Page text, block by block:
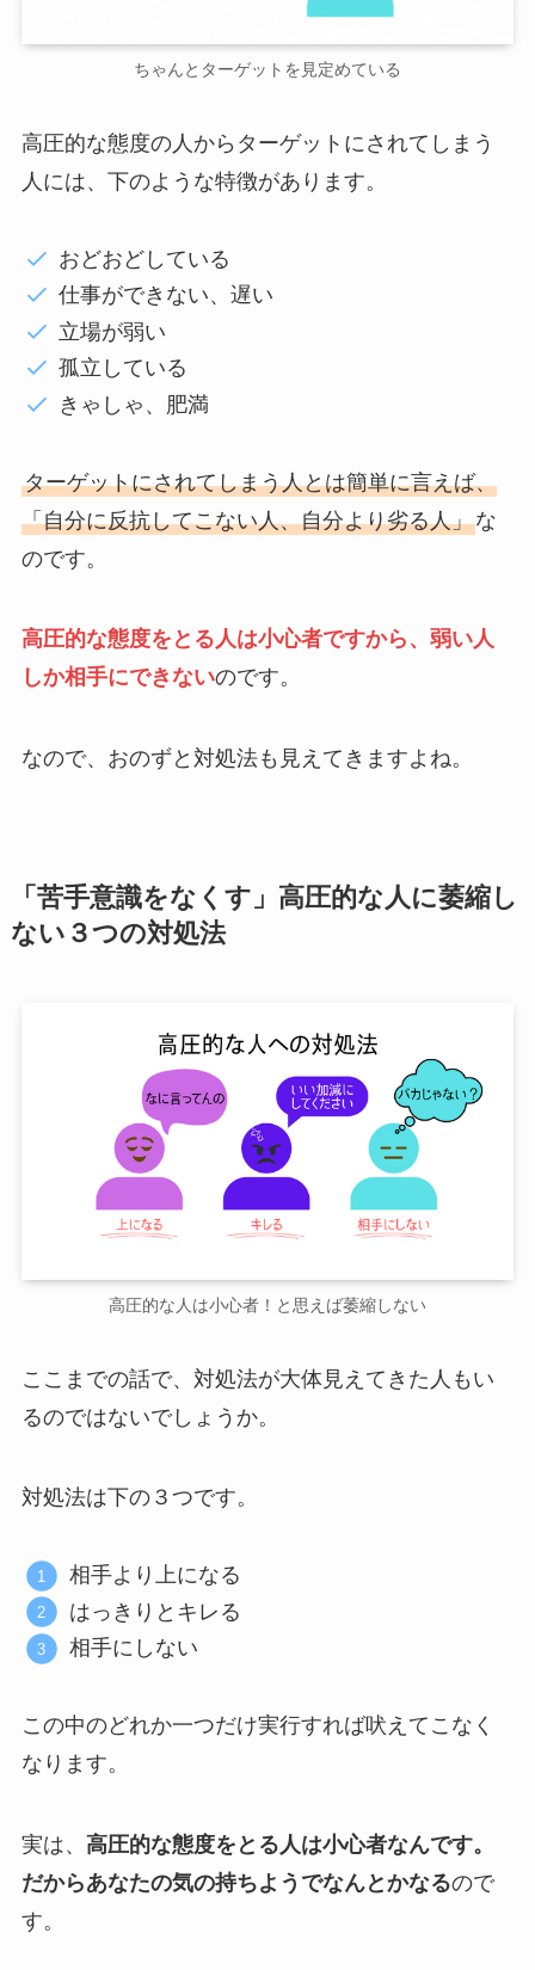
ちゃんとターゲットを見定めている
高圧的な態度の人からターゲットにされてしまう
人には、下のような特徴があります。
おどおどしている
仕事ができない、遅い
立場が弱い
孤立している
きゃしゃ、肥満
ターゲットにされてしまう人とは簡単に言えば、
「自分に反抗してこない人、自分より劣る人」な
のです。
高圧的な態度をとる人は小心者ですから、弱い人
しか相手にできないのです。
なので、おのずと対処法も見えてきますよね。
「苦手意識をなくす」高圧的な人に萎縮し
ない３つの対処法
高圧的な人は小心者！と思えば萎縮しない
ここまでの話で、対処法が大体見えてきた人もい
るのではないでしょうか。
対処法は下の３つです。
相手より上になる
はっきりとキレる
相手にしない
この中のどれか一つだけ実行すれば吠えてこなく
なります。
実は、 高圧的な態度をとる人は小心者なんです。
だからあなたの気の持ちようでなんとかなるので
す。